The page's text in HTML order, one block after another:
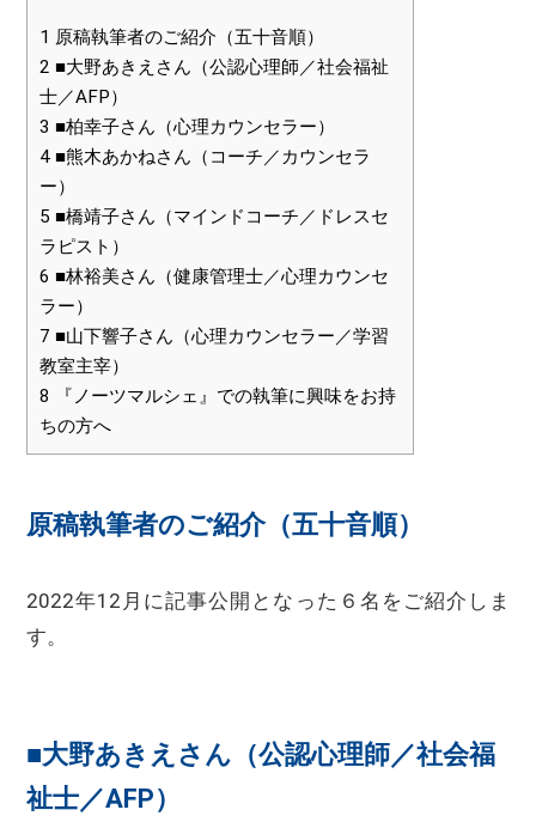
1 原稿執筆者のご紹介（五十音順）
2 ■大野あきえさん（公認心理師／社会福祉
士／AFP）
3 ■柏幸子さん（心理カウンセラー）
4 ■熊木あかねさん（コーチ／カウンセラ
ー）
5 ■橋靖子さん（マインドコーチ／ドレスセ
ラピスト）
6 ■林裕美さん（健康管理士／心理カウンセ
ラー）
7 ■山下響子さん（心理カウンセラー／学習
教室主宰）
8
『ノーツマルシェ』での執筆に興味をお持
ちの方へ
原稿執筆者のご紹介（五十音順）
2022年12月に記事公開となった６名をご紹介しま
す。
■大野あきえさん（公認心理師／社会福
祉士／AFP）